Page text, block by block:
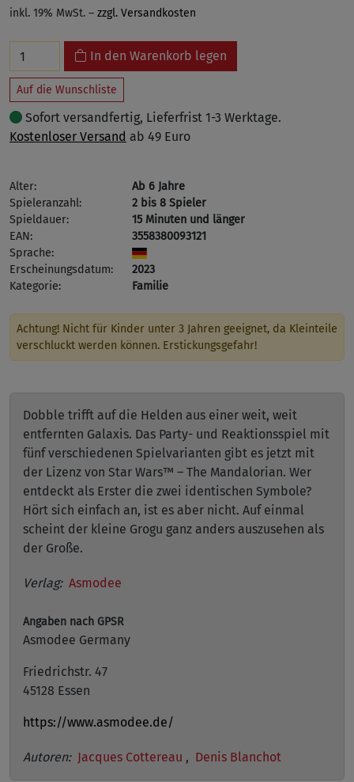
inkl. 19% MwSt. – zzgl. Versandkosten
In den Warenkorb legen
Auf die Wunschliste
Sofort versandfertig, Lieferfrist 1-3 Werktage.
Kostenloser Versand ab 49 Euro
Alter:
Ab 6 Jahre
Spieleranzahl:
2 bis 8 Spieler
Spieldauer:
15 Minuten und länger
EAN:
3558380093121
Sprache:
Erscheinungsdatum:
2023
Kategorie:
Familie
Achtung! Nicht für Kinder unter 3 Jahren geeignet, da Kleinteile
verschluckt werden können. Erstickungsgefahr!
Dobble trifft auf die Helden aus einer weit, weit
entfernten Galaxis. Das Party- und Reaktionsspiel mit
fünf verschiedenen Spielvarianten gibt es jetzt mit
der Lizenz von Star Wars™ – The Mandalorian. Wer
entdeckt als Erster die zwei identischen Symbole?
Hört sich einfach an, ist es aber nicht. Auf einmal
scheint der kleine Grogu ganz anders auszusehen als
der Große.
Verlag: Asmodee
Angaben nach GPSR
Asmodee Germany
Friedrichstr. 47
45128 Essen
https://www.asmodee.de/
Autoren: Jacques Cottereau , Denis Blanchot